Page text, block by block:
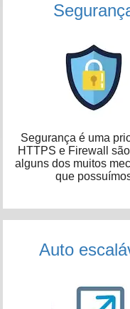
Segurança é uma
HTTPS e Firewall
alguns dos muitos
que
Auto